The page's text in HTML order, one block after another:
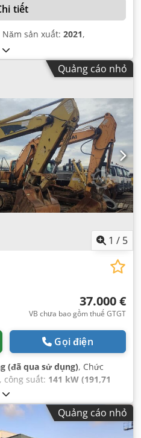
tiết
Năm sản xuất: 2021,
Quảng cáo nhỏ
1 / 5
37.000 €
VB chưa bao gồm thuế GTGT
Gọi điện
(đã qua sử dụng), Chức
, công suất: 141 kW (191,71
1,6 m³
,
Quảng cáo nhỏ